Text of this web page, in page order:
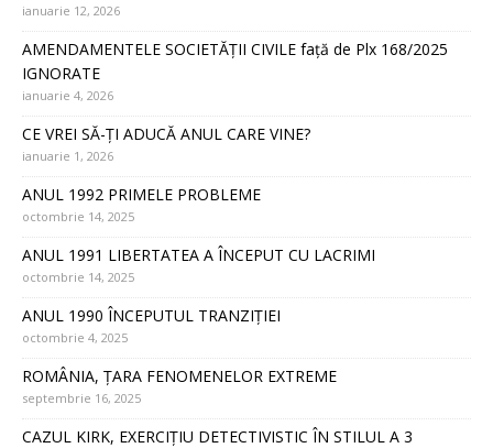
ianuarie 12, 2026
AMENDAMENTELE SOCIETĂȚII CIVILE față de Plx 168/2025
IGNORATE
ianuarie 4, 2026
CE VREI SĂ-ȚI ADUCĂ ANUL CARE VINE?
ianuarie 1, 2026
ANUL 1992 PRIMELE PROBLEME
octombrie 14, 2025
ANUL 1991 LIBERTATEA A ÎNCEPUT CU LACRIMI
octombrie 14, 2025
ANUL 1990 ÎNCEPUTUL TRANZIȚIEI
octombrie 4, 2025
ROMÂNIA, ȚARA FENOMENELOR EXTREME
septembrie 16, 2025
CAZUL KIRK, EXERCIȚIU DETECTIVISTIC ÎN STILUL A 3